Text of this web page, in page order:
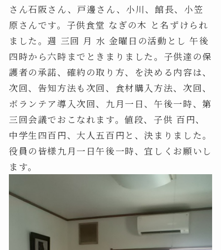
さん石阪さん、戸邊さん、小川、館長、小笠
原さんです。子供食堂 なぎの木 と名ずけられ
ました。週 三回 月 水 金曜日の活動とし 午後
四時から六時までときまりました。子供達の保
護者の承諾、確約の取り方、を決める内容は、
次回、告知方法も次回、食材購入方法、次回、
ボランテア導入次回、九月一日、午後一時、第
三回会議でおこなれます。値段、子供 百円、
中学生四百円、大人五百円と、決まりました。
役員の皆様九月一日午後一時、宜しくお願いし
ます。